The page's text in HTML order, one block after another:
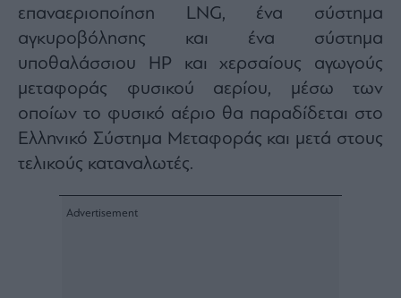
επαναεριοποίηση LNG, ένα σύστημα
αγκυροβόλησης και ένα σύστημα
υποθαλάσσιου HP και χερσαίους αγωγούς
μεταφοράς φυσικού αερίου, μέσω των
οποίων το φυσικό αέριο θα παραδίδεται στο
Ελληνικό Σύστημα Μεταφοράς και μετά στους
τελικούς καταναλωτές.